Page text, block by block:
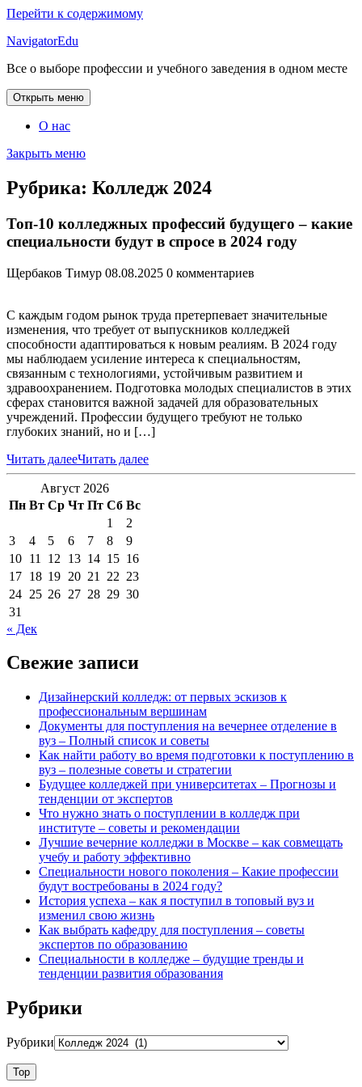
Перейти к содержимому
NavigatorEdu
Все о выборе профессии и учебного заведения в одном месте
Открыть меню
О нас
Закрыть меню
Рубрика: Колледж 2024
Топ-10 колледжных профессий будущего – какие
специальности будут в спросе в 2024 году
Щербаков Тимур 08.08.2025 0 комментариев
С каждым годом рынок труда претерпевает значительные
изменения, что требует от выпускников колледжей
способности адаптироваться к новым реалиям. В 2024 году
мы наблюдаем усиление интереса к специальностям,
связанным с технологиями, устойчивым развитием и
здравоохранением. Подготовка молодых специалистов в этих
сферах становится важной задачей для образовательных
учреждений. Профессии будущего требуют не только
глубоких знаний, но и […]
Читать далееЧитать далее
Август 2026
Пн Вт Ср Чт Пт Сб Вс
1
2
3
4 5 6 7 8
9
10 11 12 13 14 15 16
17 18 19 20 21 22 23
24 25 26 27 28 29 30
31
« Дек
Свежие записи
Дизайнерский колледж: от первых эскизов к
профессиональным вершинам
Документы для поступления на вечернее отделение в
вуз – Полный список и советы
Как найти работу во время подготовки к поступлению в
вуз – полезные советы и стратегии
Будущее колледжей при университетах – Прогнозы и
тенденции от экспертов
Что нужно знать о поступлении в колледж при
институте – советы и рекомендации
Лучшие вечерние колледжи в Москве – как совмещать
учебу и работу эффективно
Специальности нового поколения – Какие профессии
будут востребованы в 2024 году?
История успеха – как я поступил в топовый вуз и
изменил свою жизнь
Как выбрать кафедру для поступления – советы
экспертов по образованию
Специальности в колледже – будущие тренды и
тенденции развития образования
Рубрики
Рубрики
Top